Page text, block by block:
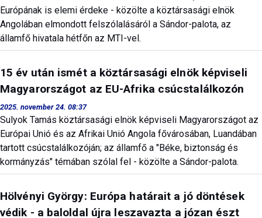
Európának is elemi érdeke - közölte a köztársasági elnök
Angolában elmondott felszólalásáról a Sándor-palota, az
államfő hivatala hétfőn az MTI-vel.
15 év után ismét a köztársasági elnök képviseli
Magyarországot az EU-Afrika csúcstalálkozón
2025. november 24. 08:37
Sulyok Tamás köztársasági elnök képviseli Magyarországot az
Európai Unió és az Afrikai Unió Angola fővárosában, Luandában
tartott csúcstalálkozóján; az államfő a "Béke, biztonság és
kormányzás" témában szólal fel - közölte a Sándor-palota.
Hölvényi György: Európa határait a jó döntések
védik - a baloldal újra leszavazta a józan észt